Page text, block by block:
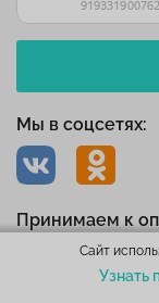
Мы в соцсетях:
Принимаем к
Сайт
Узнать